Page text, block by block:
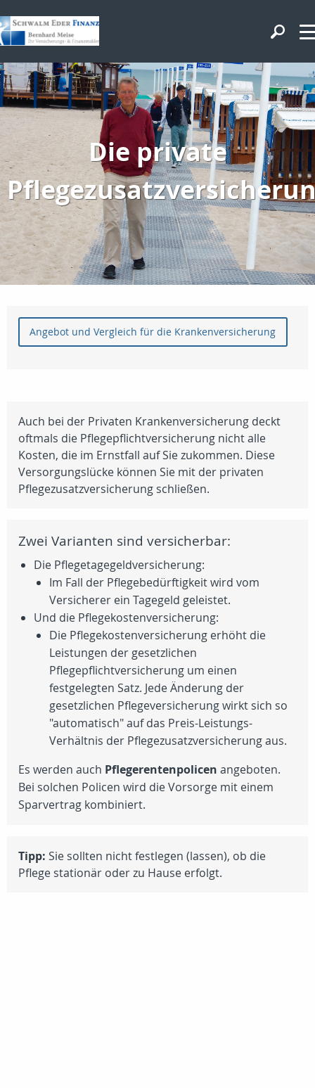
Die private
Angebot und Vergleich für die Krankenversicherung
Auch bei der Privaten Krankenversicherung deckt
oftmals die Pflegepflichtversicherung nicht alle
Kosten, die im Ernstfall auf Sie zukommen. Diese
Versorgungslücke können Sie mit der privaten
Pflegezusatzversicherung schließen.
Zwei Varianten sind versicherbar:
Die Pflegetagegeldversicherung:
Im Fall der Pflegebedürftigkeit wird vom
Versicherer ein Tagegeld geleistet.
Und die Pflegekostenversicherung:
Die Pflegekostenversicherung erhöht die
Leistungen der gesetzlichen
Pflegepflichtversicherung um einen
festgelegten Satz. Jede Änderung der
gesetzlichen Pflegeversicherung wirkt sich so
"automatisch" auf das Preis-Leistungs-
Verhältnis der Pflegezusatzversicherung aus.
Es werden auch Pflegerentenpolicen angeboten.
Bei solchen Policen wird die Vorsorge mit einem
Sparvertrag kombiniert.
Tipp: Sie sollten nicht festlegen (lassen), ob die
Pflege stationär oder zu Hause erfolgt.